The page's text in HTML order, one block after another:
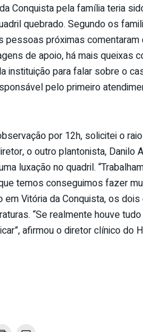
Conquista pela família teria
quebrado. Segundo os
pessoas próximas
de apoio, há mais queixas
instituição para falar sobre o
pelo primeiro
por 12h, solicitei o
o outro plantonista, Danilo
luxação no quadril.
temos conseguimos fazer
Vitória da Conquista, os
“Se realmente houve
afirmou o diretor clínico do